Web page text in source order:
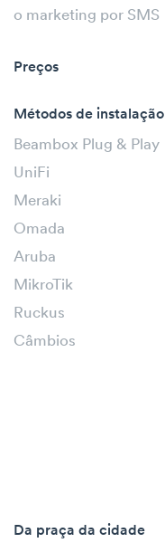
o marketing por SMS
Preços
Métodos de instalação
Beambox Plug & Play
UniFi
Meraki
Omada
Aruba
MikroTik
Ruckus
Câmbios
Da praça da cidade